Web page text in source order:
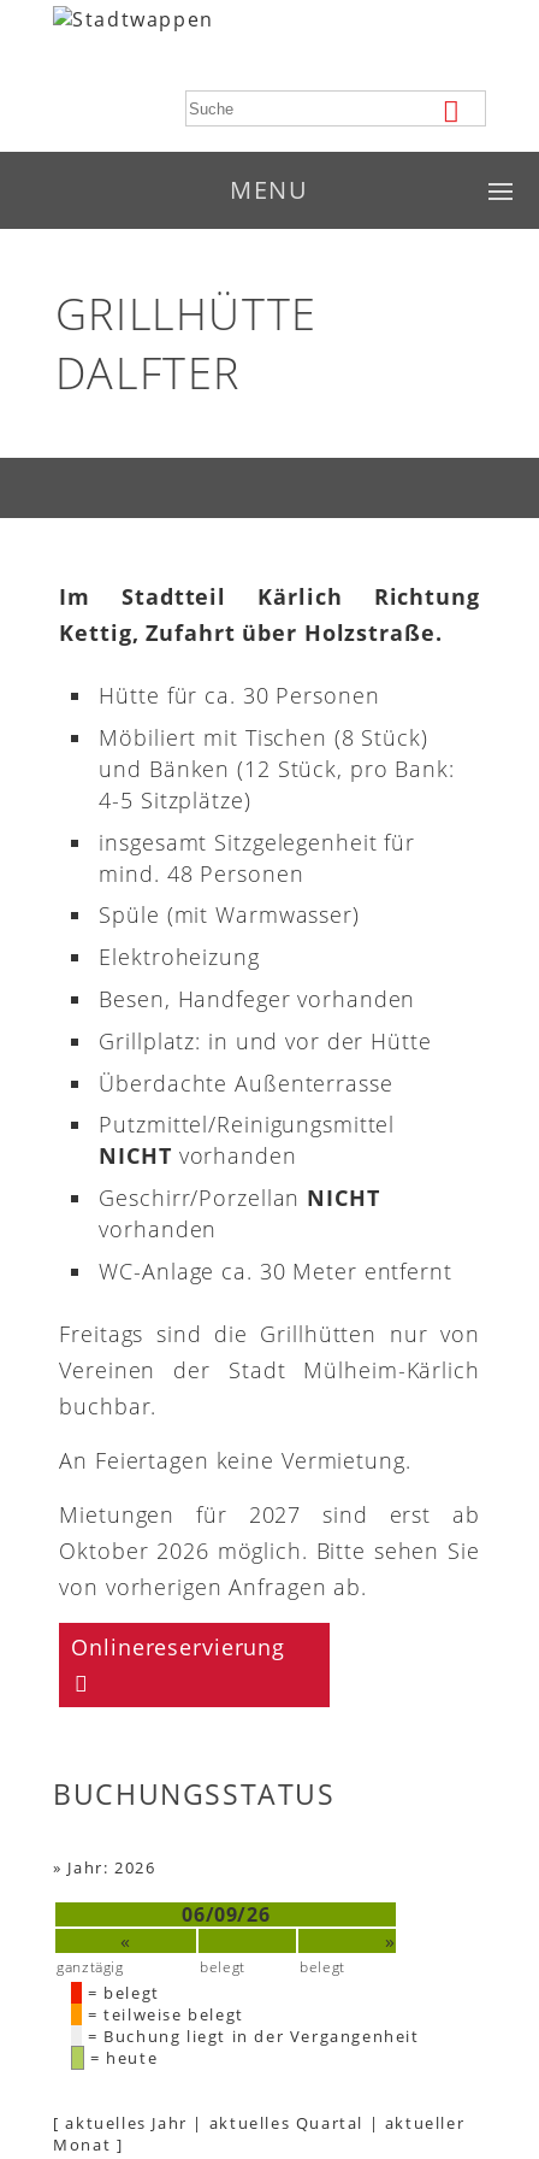
MENU
GRILLHÜTTE
DALFTER
Im Stadtteil Kärlich Richtung
Kettig, Zufahrt über Holzstraße.
Hütte für ca. 30 Personen
Möbiliert mit Tischen (8 Stück)
und Bänken (12 Stück, pro Bank:
4-5 Sitzplätze)
insgesamt Sitzgelegenheit für
mind. 48 Personen
Spüle (mit Warmwasser)
Elektroheizung
Besen, Handfeger vorhanden
Grillplatz: in und vor der Hütte
Überdachte Außenterrasse
Putzmittel/Reinigungsmittel
NICHT vorhanden
Geschirr/Porzellan NICHT
vorhanden
WC-Anlage ca. 30 Meter entfernt
Freitags sind die Grillhütten nur von
Vereinen der Stadt Mülheim-Kärlich
buchbar.
An Feiertagen keine Vermietung.
Mietungen für 2027 sind erst ab
Oktober 2026 möglich. Bitte sehen Sie
von vorherigen Anfragen ab.
Onlinereservierung
BUCHUNGSSTATUS
» Jahr: 2026
06/09/26
«
»
ganztägig belegt belegt
= belegt
= teilweise belegt
= Buchung liegt in der Vergangenheit
= heute
[aktuelles Jahr | aktuelles Quartal | aktueller
Monat ]